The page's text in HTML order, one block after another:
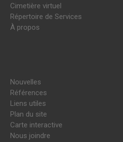
Cimetière virtuel
Répertoire de Services
À propos
Nouvelles
Références
Liens utiles
Plan du site
Carte interactive
Nous joindre